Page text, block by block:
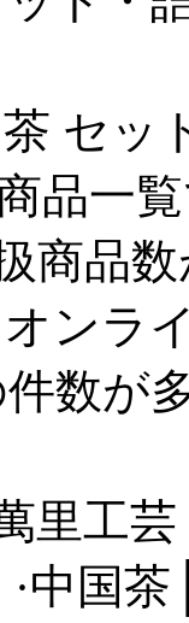
セッ
品一
商品
オンラ
数が
里工
中国